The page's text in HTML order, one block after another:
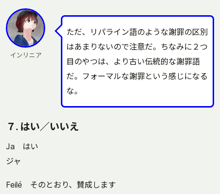
インリニア
ただ、リパライン語のような謝罪の区別
はあまりないので注意だ。ちなみに２つ
目のやつは、より古い伝統的な謝罪語
だ。フォーマルな謝罪という感じになる
な。
７. はい／いいえ
Ja はい
ジャ
Feilé そのとおり、賛成します